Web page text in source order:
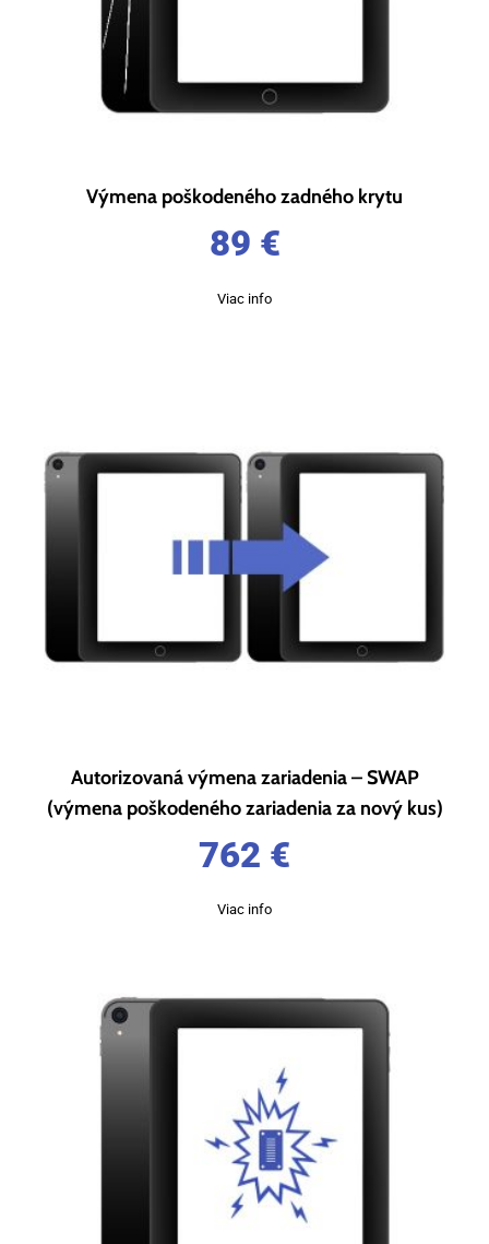
Výmena poškodeného zadného krytu
89 €
Viac info
Autorizovaná výmena zariadenia – SWAP
(výmena poškodeného zariadenia za nový kus)
762 €
Viac info